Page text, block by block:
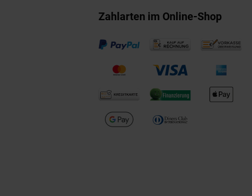
Zahlarten im Online-Shop